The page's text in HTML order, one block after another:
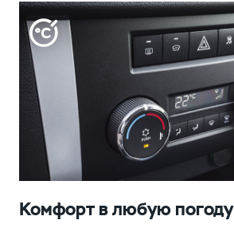
Комфорт в любую погоду